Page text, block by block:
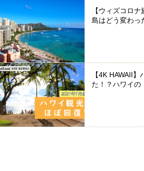
【ウィズコロ
島はどう変わっ
【4K HAWAII
た！？ハワイの